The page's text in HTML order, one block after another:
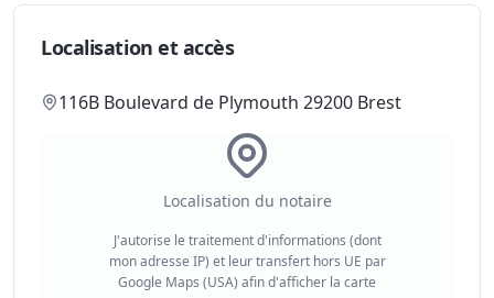
Localisation et accès
116B Boulevard de Plymouth 29200 Brest
Localisation du notaire
J'autorise le traitement d'informations (dont
mon adresse IP) et leur transfert hors UE par
Google Maps (USA) afin d'afficher la carte